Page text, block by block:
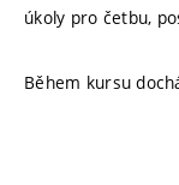
úkoly pro
Během kursu